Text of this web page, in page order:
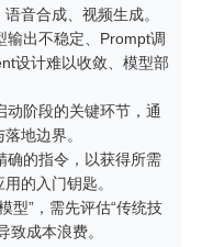
音合成、视频生成。
输出不稳定、Prompt调
设计难以收敛、模型部
阶段的关键环节，通
地边界。
确的指令，以获得所需
的入门钥匙。
型”，需先评估“传统技
致成本浪费。